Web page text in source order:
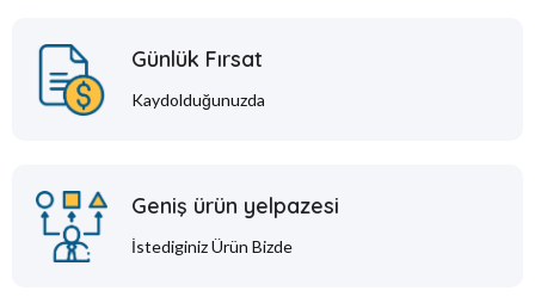
Günlük Fırsat
Kaydolduğunuzda
Geniş ürün yelpazesi
İstediginiz Ürün Bizde